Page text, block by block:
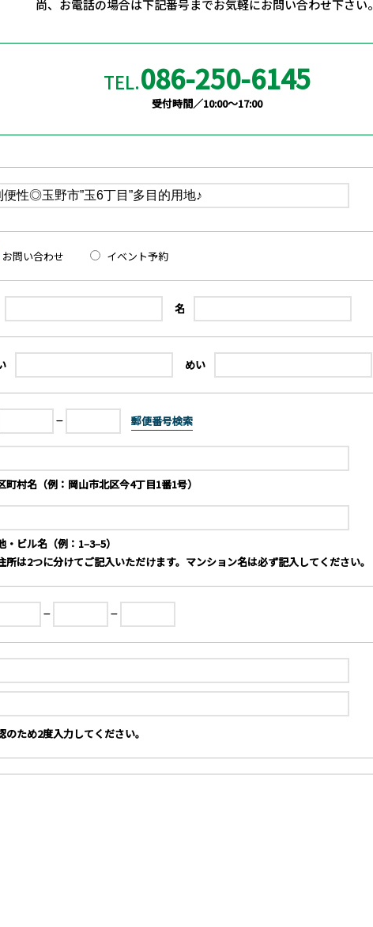
尚、お電話の場合は下記番号までお気軽にお問い合わせ下さい。
TEL.086-250-6145
受付時間／10:00〜17:00
お問い合わせ イベント予約
名
めい
郵便番号検索
町村名（例：岡山市北区今4丁目1番1号）
・ビル名（例：1‒3‒5）
は2つに分けてご記入いただけます。マンション名は必ず記入してください。
のため2度入力してください。